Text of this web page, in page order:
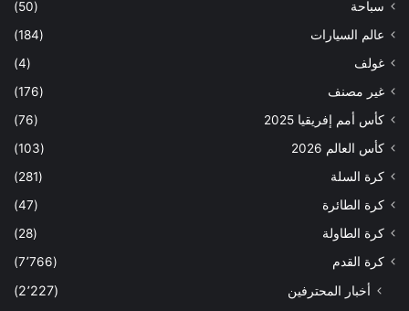
سباحة
(50)
عالم السيارات
(184)
غولف
(4)
غير مصنف
(176)
كأس أمم إفريقيا 2025
(76)
كأس العالم 2026
(103)
كرة السلة
(281)
كرة الطائرة
(47)
كرة الطاولة
(28)
كرة القدم
(7٬766)
أخبار المحترفين
(2٬227)